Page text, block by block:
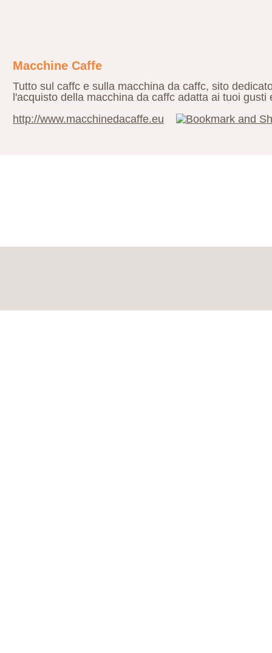
Macchine Caffe
Tutto sul caffc e sulla macchina da caffc, sito
l'acquisto della macchina da caffc adatta ai tuoi gusti
http://www.macchinedacaffe.eu